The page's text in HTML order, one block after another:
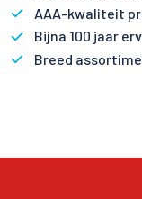
AAA-kwaliteit
Bijna 100 jaar
Breed